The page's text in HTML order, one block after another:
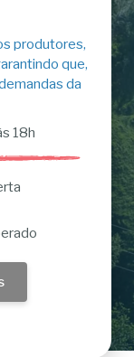
produtores,
que,
da
18h